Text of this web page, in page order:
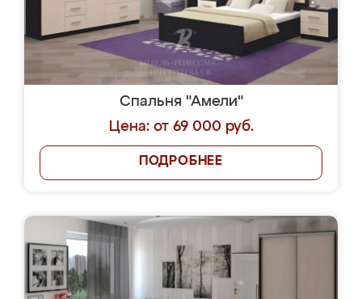
Спальня "Амели"
Цена: от 69 000 руб.
ПОДРОБНЕЕ